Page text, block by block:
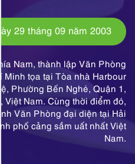
29 tháng 09 năm 2003
Nam, thành lập Văn Phòng
Minh tọa tại Tòa nhà Harbour
Phường Bến Nghé, Quận 1,
Việt Nam. Cùng thời điểm đó,
Văn Phòng đại diện tại Hải
phố cảng sầm uất nhất Việt
Nam.